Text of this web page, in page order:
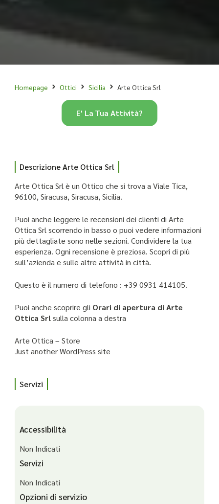
Homepage Ottici Sicilia Arte Ottica Srl
Descrizione Arte Ottica Srl
Arte Ottica Srl è un Ottico che si trova a Viale Tica,
96100, Siracusa, Siracusa, Sicilia.
Puoi anche leggere le recensioni dei clienti di Arte
Ottica Srl scorrendo in basso o puoi vedere informazioni
più dettagliate sono nelle sezioni. Condividere la tua
esperienza. Ogni recensione è preziosa. Scopri di più
sull’azienda e sulle altre attività in città.
Questo è il numero di telefono : +39 0931 414105.
Puoi anche scoprire gli Orari di apertura di Arte
Ottica Srlsulla colonna a destra
Arte Ottica – Store
Just another WordPress site
Servizi
Accessibilità
Non Indicati
Servizi
Non Indicati
Opzioni di servizio
E' La Tua Attività?